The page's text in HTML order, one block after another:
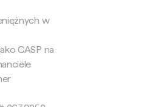
w
CASP na